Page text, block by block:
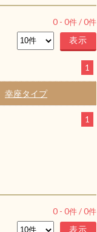
0 - 0件 /0件
1
幸座タイプ
1
0 - 0件 /0件